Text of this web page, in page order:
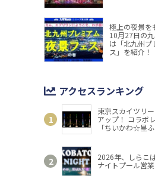
極上の夜景
10月27日の
は「北九州プ
ス」を紹介！
アクセスランキング
東京スカイツリ
アップ！ コラボ
「ちいかわ☆星
2026年、しらこ
ナイトプール営業